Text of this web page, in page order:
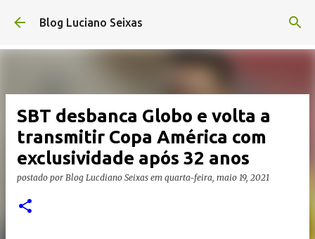
Pular para o conteúdo principal
Blog Luciano Seixas
SBT desbanca Globo e volta a
transmitir Copa América com
exclusividade após 32 anos
postado por Blog Lucdiano Seixas em quarta-feira, maio 19, 2021